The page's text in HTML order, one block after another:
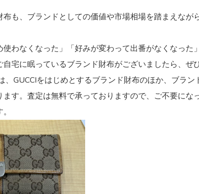
も、ブランドとしての価値や市場相場を踏まえな
使わなくなった」「好みが変わって出番がなくなっ
宅に眠っているブランド財布がございましたら、ぜ
、GUCCIをはじめとするブランド財布のほか、ブラ
す。査定は無料で承っておりますので、ご不要に